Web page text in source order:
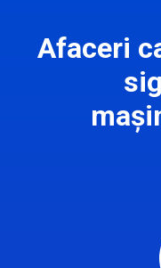
Afaceri